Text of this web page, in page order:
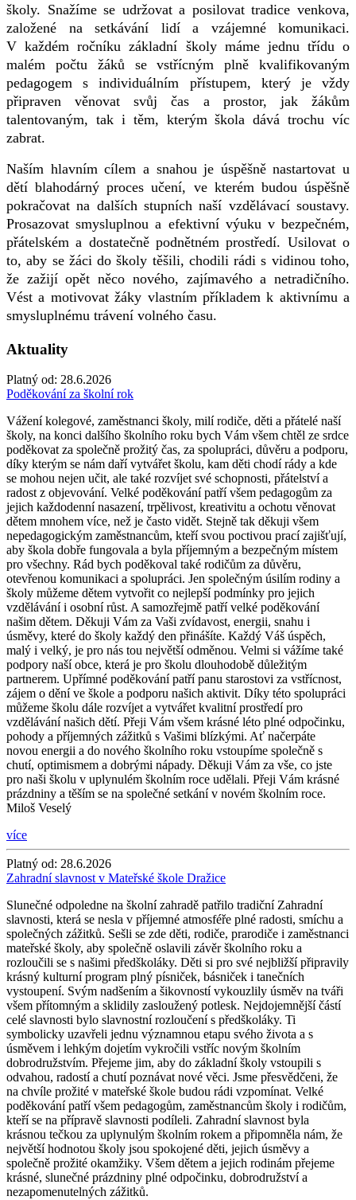
školy. Snažíme se udržovat a posilovat tradice venkova,
založené na setkávání lidí a vzájemné komunikaci.
V každém ročníku základní školy máme jednu třídu o
malém počtu žáků se vstřícným plně kvalifikovaným
pedagogem s individuálním přístupem, který je vždy
připraven věnovat svůj čas a prostor, jak žákům
talentovaným, tak i těm, kterým škola dává trochu víc
zabrat.
Naším hlavním cílem a snahou je úspěšně nastartovat u
dětí blahodárný proces učení, ve kterém budou úspěšně
pokračovat na dalších stupních naší vzdělávací soustavy.
Prosazovat smysluplnou a efektivní výuku v bezpečném,
přátelském a dostatečně podnětném prostředí. Usilovat o
to, aby se žáci do školy těšili, chodili rádi s vidinou toho,
že zažijí opět něco nového, zajímavého a netradičního.
Vést a motivovat žáky vlastním příkladem k aktivnímu a
smysluplnému trávení volného času.
Aktuality
Platný od: 28.6.2026
Poděkování za školní rok
Vážení kolegové, zaměstnanci školy, milí rodiče, děti a přátelé naší
školy, na konci dalšího školního roku bych Vám všem chtěl ze srdce
poděkovat za společně prožitý čas, za spolupráci, důvěru a podporu,
díky kterým se nám daří vytvářet školu, kam děti chodí rády a kde
se mohou nejen učit, ale také rozvíjet své schopnosti, přátelství a
radost z objevování. Velké poděkování patří všem pedagogům za
jejich každodenní nasazení, trpělivost, kreativitu a ochotu věnovat
dětem mnohem více, než je často vidět. Stejně tak děkuji všem
nepedagogickým zaměstnancům, kteří svou poctivou prací zajišťují,
aby škola dobře fungovala a byla příjemným a bezpečným místem
pro všechny. Rád bych poděkoval také rodičům za důvěru,
otevřenou komunikaci a spolupráci. Jen společným úsilím rodiny a
školy můžeme dětem vytvořit co nejlepší podmínky pro jejich
vzdělávání i osobní růst. A samozřejmě patří velké poděkování
našim dětem. Děkuji Vám za Vaši zvídavost, energii, snahu i
úsměvy, které do školy každý den přinášíte. Každý Váš úspěch,
malý i velký, je pro nás tou největší odměnou. Velmi si vážíme také
podpory naší obce, která je pro školu dlouhodobě důležitým
partnerem. Upřímné poděkování patří panu starostovi za vstřícnost,
zájem o dění ve škole a podporu našich aktivit. Díky této spolupráci
můžeme školu dále rozvíjet a vytvářet kvalitní prostředí pro
vzdělávání našich dětí. Přeji Vám všem krásné léto plné odpočinku,
pohody a příjemných zážitků s Vašimi blízkými. Ať načerpáte
novou energii a do nového školního roku vstoupíme společně s
chutí, optimismem a dobrými nápady. Děkuji Vám za vše, co jste
pro naši školu v uplynulém školním roce udělali. Přeji Vám krásné
prázdniny a těším se na společné setkání v novém školním roce.
Miloš Veselý
více
Platný od: 28.6.2026
Zahradní slavnost v Mateřské škole Dražice
Slunečné odpoledne na školní zahradě patřilo tradiční Zahradní
slavnosti, která se nesla v příjemné atmosféře plné radosti, smíchu a
společných zážitků. Sešli se zde děti, rodiče, prarodiče i zaměstnanci
mateřské školy, aby společně oslavili závěr školního roku a
rozloučili se s našimi předškoláky. Děti si pro své nejbližší připravily
krásný kulturní program plný písniček, básniček i tanečních
vystoupení. Svým nadšením a šikovností vykouzlily úsměv na tváři
všem přítomným a sklidily zasloužený potlesk. Nejdojemnější částí
celé slavnosti bylo slavnostní rozloučení s předškoláky. Ti
symbolicky uzavřeli jednu významnou etapu svého života a s
úsměvem i lehkým dojetím vykročili vstříc novým školním
dobrodružstvím. Přejeme jim, aby do základní školy vstoupili s
odvahou, radostí a chutí poznávat nové věci. Jsme přesvědčeni, že
na chvíle prožité v mateřské škole budou rádi vzpomínat. Velké
poděkování patří všem pedagogům, zaměstnancům školy i rodičům,
kteří se na přípravě slavnosti podíleli. Zahradní slavnost byla
krásnou tečkou za uplynulým školním rokem a připomněla nám, že
největší hodnotou školy jsou spokojené děti, jejich úsměvy a
společně prožité okamžiky. Všem dětem a jejich rodinám přejeme
krásné, slunečné prázdniny plné odpočinku, dobrodružství a
nezapomenutelných zážitků.